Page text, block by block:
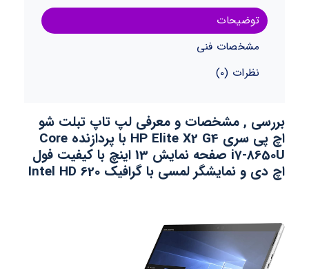
توضیحات
مشخصات فنی
نظرات (0)
بررسی , مشخصات و معرفی لپ تاپ تبلت شو
اچ پی سری HP Elite X2 G4 با پردازنده Core
i7-8650U
صفحه نمایش 13 اینچ با کیفیت فول
اچ دی و نمایشگر لمسی با گرافیک 620 Intel HD